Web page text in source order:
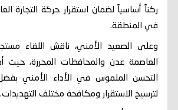
ركناً أساسياً لضمان استقرار حركة التجارة
في المنطقة.
وعلى الصعيد الأمني، ناقش اللقاء
العاصمة عدن والمحافظات المحررة،
التحسن الملموس في الأداء الأمني بفضل
لترسيخ الاستقرار ومكافحة مختلف